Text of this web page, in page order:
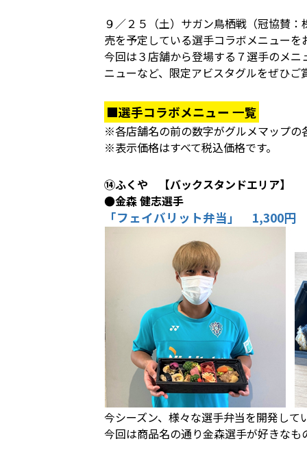
９／２５（土）サガン鳥栖戦（冠協賛
売を予定している選手コラボメニューを
今回は３店舗から登場する７選手のメ
ニューなど、限定アビスタグルをぜひご
■選手コラボメニュー 一覧
※各店舗名の前の数字がグルメマップの
※表示価格はすべて税込価格です。
⑭ふくや 【バックスタンドエリア】
●金森 健志選手
「フェイバリット弁当」 1,300円
今シーズン、様々な選手弁当を開発し
今回は商品名の通り金森選手が好きな